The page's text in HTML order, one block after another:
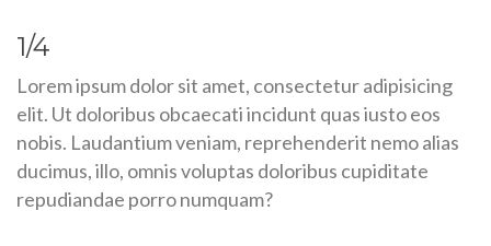
1/4
Lorem ipsum dolor sit amet, consectetur adipisicing
elit. Ut doloribus obcaecati incidunt quas iusto eos
nobis. Laudantium veniam, reprehenderit nemo alias
ducimus, illo, omnis voluptas doloribus cupiditate
repudiandae porro numquam?